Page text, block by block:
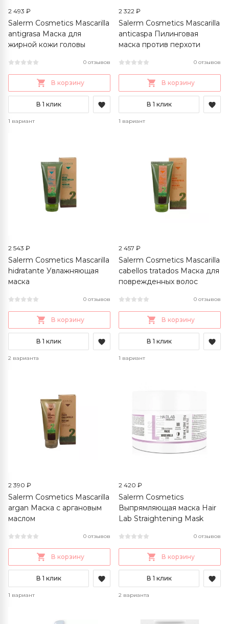
2 493 ₽
Salerm Cosmetics Mascarilla
antigrasa Маска для
жирной кожи головы
0 отзывов
В корзину
В 1 клик
1 вариант
2 322 ₽
Salerm Cosmetics Mascarilla
anticaspa Пилинговая
маска против перхоти
0 отзывов
В корзину
В 1 клик
1 вариант
2 543 ₽
Salerm Cosmetics Mascarilla
hidratante Увлажняющая
маска
0 отзывов
В корзину
В 1 клик
2 варианта
2 457 ₽
Salerm Cosmetics Mascarilla
cabellos tratados Маска для
поврежденных волос
0 отзывов
В корзину
В 1 клик
1 вариант
2 390 ₽
Salerm Cosmetics Mascarilla
argan Маска с аргановым
маслом
0 отзывов
В корзину
В 1 клик
1 вариант
2 420 ₽
Salerm Cosmetics
Выпрямляющая маска Hair
Lab Straightening Mask
0 отзывов
В корзину
В 1 клик
2 варианта